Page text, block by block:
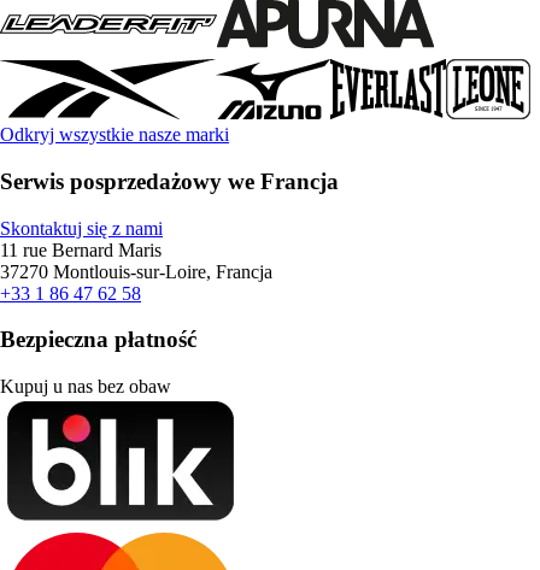
Odkryj wszystkie nasze marki
Serwis posprzedażowy we Francja
Skontaktuj się z nami
11 rue Bernard Maris
37270 Montlouis-sur-Loire, Francja
+33 1 86 47 62 58
Bezpieczna płatność
Kupuj u nas bez obaw